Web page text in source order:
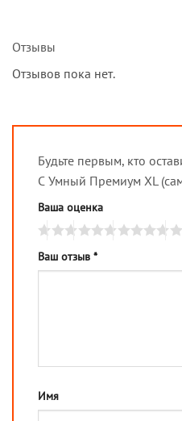
Отзывы
Отзывов пока нет.
Будьте первым, кто
С Умный Премиум XL
Ваша оценка
Ваш отзыв *
Имя